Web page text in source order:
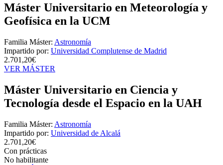
Máster Universitario en Meteorología y
Geofísica en la UCM
Familia Máster: Astronomía
Impartido por: Universidad Complutense de Madrid
2.701,20€
VER MÁSTER
Máster Universitario en Ciencia y
Tecnología desde el Espacio en la UAH
Familia Máster: Astronomía
Impartido por: Universidad de Alcalá
2.701,20€
Con prácticas
No habilitante